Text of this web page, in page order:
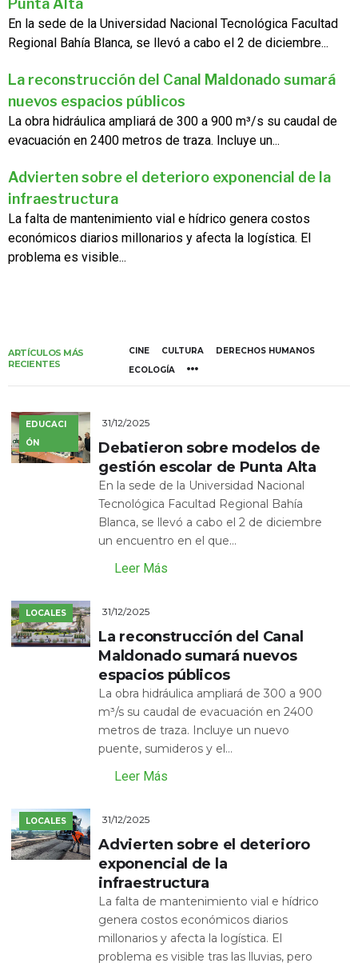
Punta Alta
En la sede de la Universidad Nacional Tecnológica Facultad
Regional Bahía Blanca, se llevó a cabo el 2 de diciembre...
La reconstrucción del Canal Maldonado sumará
nuevos espacios públicos
La obra hidráulica ampliará de 300 a 900 m³/s su caudal de
evacuación en 2400 metros de traza. Incluye un...
Advierten sobre el deterioro exponencial de la
infraestructura
La falta de mantenimiento vial e hídrico genera costos
económicos diarios millonarios y afecta la logística. El
problema es visible...
ARTÍCULOS MÁS
RECIENTES
CINE CULTURA
DERECHOS HUMANOS
ECOLOGÍA
EDUCACI
ÓN
31/12/2025
Debatieron sobre modelos de
gestión escolar de Punta Alta
En la sede de la Universidad Nacional
Tecnológica Facultad Regional Bahía
Blanca, se llevó a cabo el 2 de diciembre
un encuentro en el que...
Leer Más
LOCALES 31/12/2025
La reconstrucción del Canal
Maldonado sumará nuevos
espacios públicos
La obra hidráulica ampliará de 300 a 900
m³/s su caudal de evacuación en 2400
metros de traza. Incluye un nuevo
puente, sumideros y el...
Leer Más
LOCALES 31/12/2025
Advierten sobre el deterioro
exponencial de la
infraestructura
La falta de mantenimiento vial e hídrico
genera costos económicos diarios
millonarios y afecta la logística. El
problema es visible tras las lluvias, pero